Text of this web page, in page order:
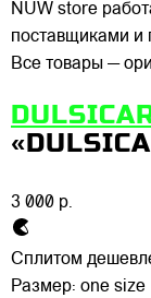
NUW store
поставщиками и
Все товары —
3 000 р.
Сплитом
Размер: one size